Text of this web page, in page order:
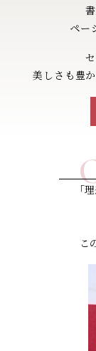
ペー
美しさも豊
「
こ